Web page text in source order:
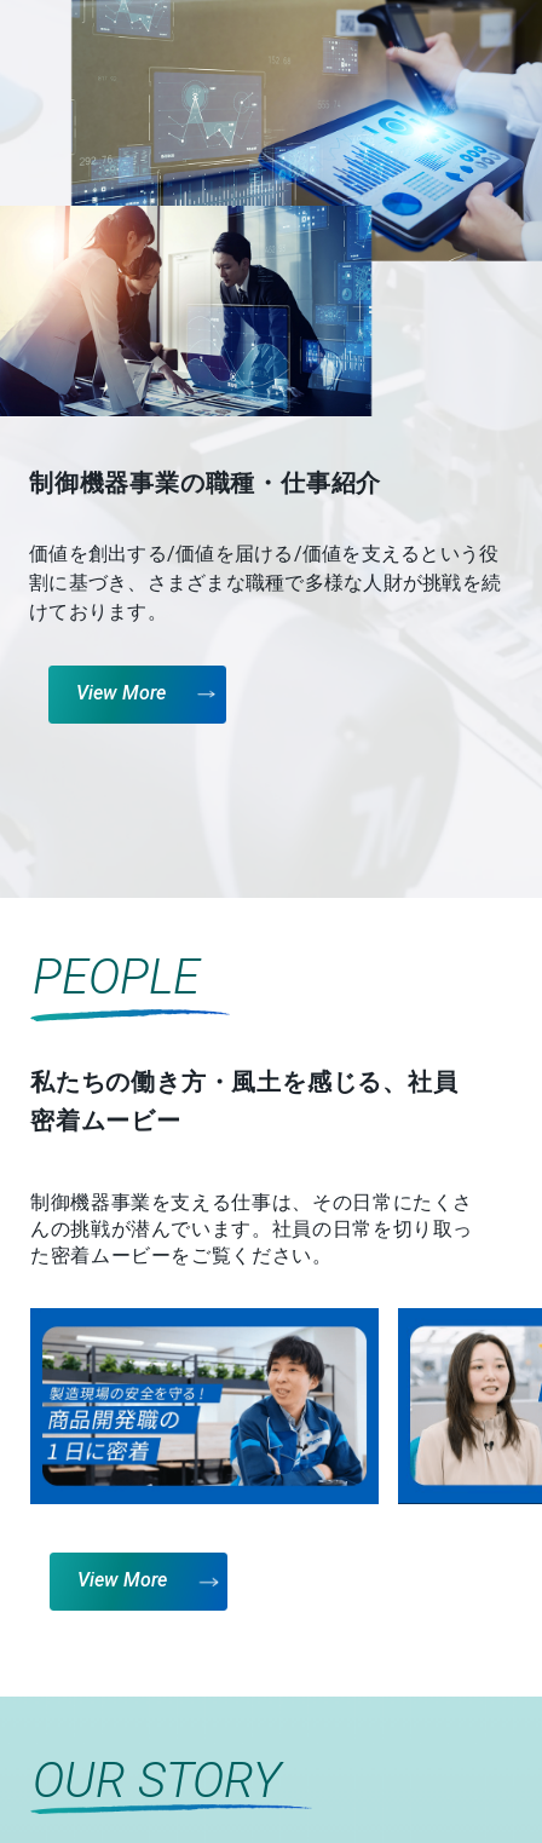
制御機器事業の職種・仕事紹介
価値を創出する/価値を届ける/価値を支えるという役
割に基づき、さまざまな職種で多様な人財が挑戦を続
けております。
View More
PEOPLE
私たちの働き方・風土を感じる、社員
密着ムービー
制御機器事業を支える仕事は、その日常にたくさ
んの挑戦が潜んでいます。 社員の日常を切り取っ
た密着ムービーをご覧ください。
View More
OUR STORY